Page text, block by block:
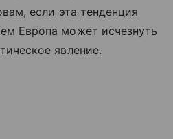
если эта тенденция
Европа может исчезнуть
явление.